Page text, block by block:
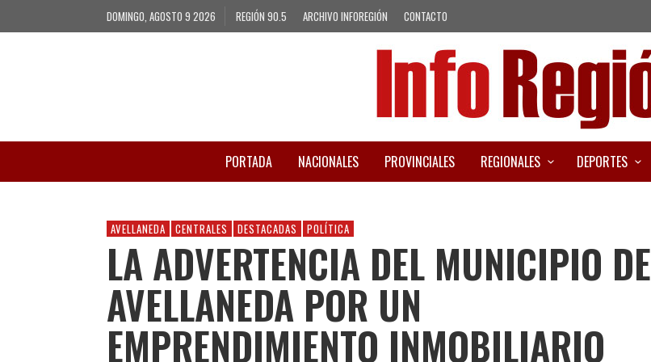
DOMINGO, AGOSTO 9 2026 REGIÓN 90.5 ARCHIVO INFOREGIÓN CONTACTO
PORTADA NACIONALES PROVINCIALES REGIONALES DEPORTES
AVELLANEDA CENTRALES DESTACADAS POLÍTICA
LA ADVERTENCIA DEL MUNICIPIO DE
AVELLANEDA POR UN
EMPRENDIMIENTO INMOBILIARIO